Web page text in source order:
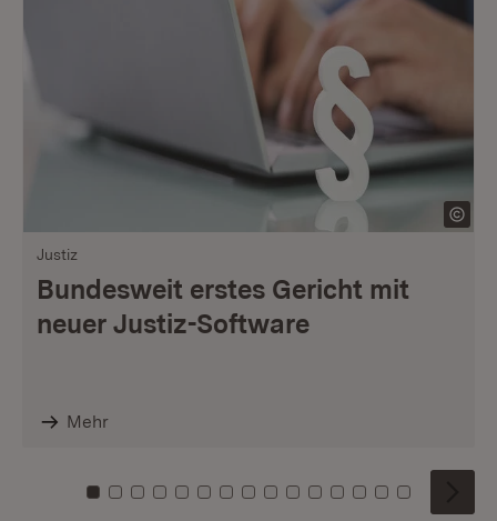
Justiz
Bundesweit erstes Gericht mit
neuer Justiz-Software
Mehr
Zu Kachel: 0
Zu Kachel: 1
Zu Kachel: 2
Zu Kachel: 3
Zu Kachel: 4
Zu Kachel: 5
Zu Kachel: 6
Zu Kachel: 7
Zu Kachel: 8
Zu Kachel: 9
Zu Kachel: 10
Zu Kachel: 11
Zu Kachel: 12
Zu Kachel:
Zu